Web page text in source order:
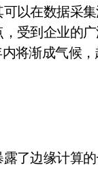
受到企业的
将渐成气候
了边缘计算